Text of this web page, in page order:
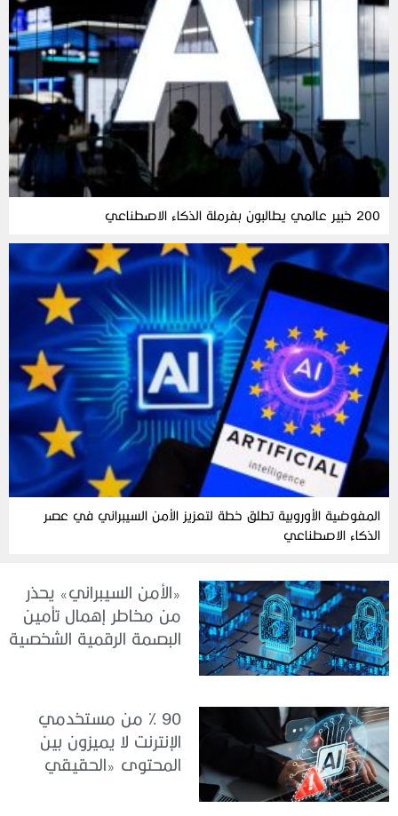
200 خبير عالمي يطالبون بفرملة الذكاء الاصطناعي
المفوضية الأوروبية تطلق خطة لتعزيز الأمن السيبراني في عصر
الذكاء الاصطناعي
«الأمن السيبراني» يحذر
من مخاطر إهمال تأمين
البصمة الرقمية الشخصية
90 % من مستخدمي
الإنترنت لا يميزون بين
المحتوى «الحقيقي